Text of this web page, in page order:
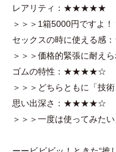
レアリティ：★★★★★
＞＞＞1箱5000円ですよ
セックスの時に使える
＞＞＞価格的緊張に耐え
ゴムの特性：★★★★☆
＞＞＞どちらともに 「技術
思い出深さ：★★★★☆
＞＞＞一度は使ってみた